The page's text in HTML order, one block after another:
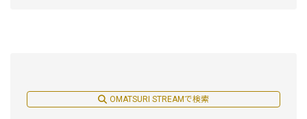
OMATSURI STREAMで検索